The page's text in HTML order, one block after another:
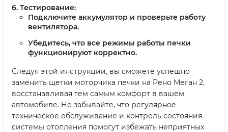
Тестирование:
Подключите аккумулятор и проверьте работу
вентилятора.
Убедитесь, что все режимы работы печки
функционируют корректно.
Следуя этой инструкции, вы сможете успешно
заменить щетки моторчика печки на Рено Меган 2,
восстанавливая тем самым комфорт в вашем
автомобиле. Не забывайте, что регулярное
техническое обслуживание и контроль состояния
системы отопления помогут избежать неприятных